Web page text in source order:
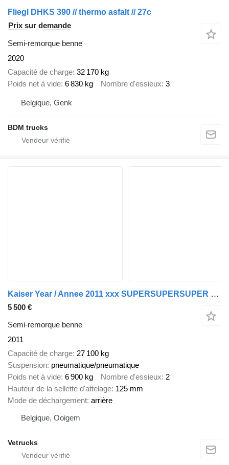
Fliegl DHKS 390 // thermo asfalt // 27c
Prix sur demande
Semi-remorque benne
2020
Capacité de charge 32 170 kg
Poids net à vide 6 830 kg Nombre d'essieux 3
Belgique, Genk
BDM trucks
Kaiser Year / Annee 2011 xxx SUPERSUPERSUPER xxx
5 500 €
Semi-remorque benne
2011
Capacité de charge 27 100 kg
Suspension pneumatique/pneumatique
Poids net à vide 6 900 kg Nombre d'essieux 2
Hauteur de la sellette d'attelage 125 mm
Mode de déchargement arrière
Belgique, Ooigem
Vetrucks